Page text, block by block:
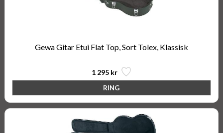
Gewa Gitar Etui Flat Top, Sort Tolex, Klassisk
1 295 kr